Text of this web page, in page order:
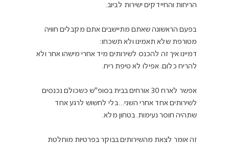
הריחות והחיידקים ישירות לביוב.
בפעם הראשונה שאתם מתיישבים אתם מקבלים חוויה
דמיינו איך זה להכנס לשירותים מיד אחרי מישהו אחר ולא
אפשר לארח 30 אורחים בבית בסופ"ש כשכולם נכנסים
לשירותים אחד אחרי השני…בלי לחשוש לרגע אחד
שתהיה חוסר נעימות. בטחון מלא.
זה אומר לצאת מהשירותים בבוקר בפרטיות מוחלטת